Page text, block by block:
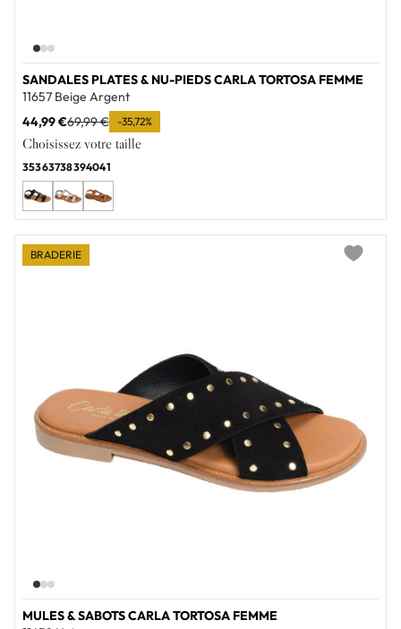
SANDALES PLATES & NU-PIEDS CARLA TORTOSA FEMME
11657 Beige Argent
44,99 €69,99 € -35,72%
Choisissez votre taille
35363738394041
MULES & SABOTS CARLA TORTOSA FEMME
BRADERIE